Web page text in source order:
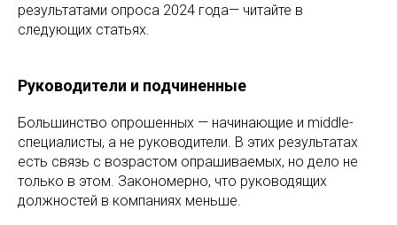
результатами опроса 2024 года— читайте в
следующих статьях.
Руководители и подчиненные
Большинство опрошенных — начинающие и middle-
специалисты, а не руководители. В этих результатах
есть связь с возрастом опрашиваемых, но дело не
только в этом. Закономерно, что руководящих
должностей в компаниях меньше.